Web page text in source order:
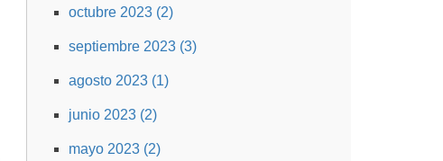
octubre 2023 (2)
septiembre 2023 (3)
agosto 2023 (1)
junio 2023 (2)
mayo 2023 (2)